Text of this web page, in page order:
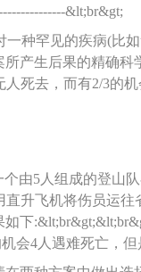
&lt;br&gt;
一种罕见的疾病(比
产生后果的精确科
死去，而有2/3的
个由5人组成的登山
升飞机将伤员运
下
会4人遇难死亡，